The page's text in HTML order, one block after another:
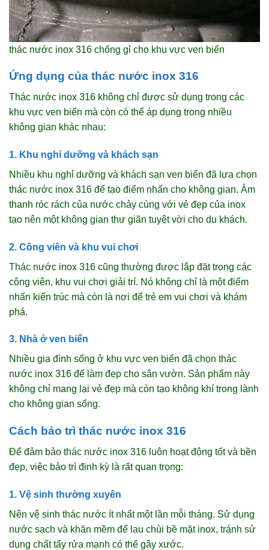
thác nước inox 316 chống gỉ cho khu vực ven biển
Ứng dụng của thác nước inox 316
Thác nước inox 316 không chỉ được sử dụng trong các
khu vực ven biển mà còn có thể áp dụng trong nhiều
không gian khác nhau:
1. Khu nghỉ dưỡng và khách sạn
Nhiều khu nghỉ dưỡng và khách sạn ven biển đã lựa chọn
thác nước inox 316 để tạo điểm nhấn cho không gian. Âm
thanh róc rách của nước chảy cùng với vẻ đẹp của inox
tạo nên một không gian thư giãn tuyệt vời cho du khách.
2. Công viên và khu vui chơi
Thác nước inox 316 cũng thường được lắp đặt trong các
công viên, khu vui chơi giải trí. Nó không chỉ là một điểm
nhấn kiến trúc mà còn là nơi để trẻ em vui chơi và khám
phá.
3. Nhà ở ven biển
Nhiều gia đình sống ở khu vực ven biển đã chọn thác
nước inox 316 để làm đẹp cho sân vườn. Sản phẩm này
không chỉ mang lại vẻ đẹp mà còn tạo không khí trong lành
cho không gian sống.
Cách bảo trì thác nước inox 316
Để đảm bảo thác nước inox 316 luôn hoạt động tốt và bền
đẹp, việc bảo trì định kỳ là rất quan trọng:
1. Vệ sinh thường xuyên
Nên vệ sinh thác nước ít nhất một lần mỗi tháng. Sử dụng
nước sạch và khăn mềm để lau chùi bề mặt inox, tránh sử
dụng chất tẩy rửa mạnh có thể gây xước.